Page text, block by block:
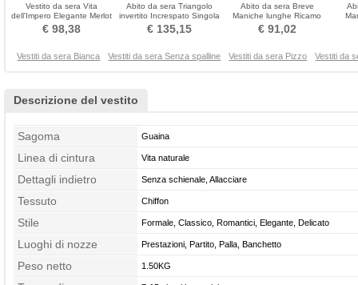
Vestito da sera Vita
dell'Impero Elegante Merlot
Senza maniche
€ 98,38
Abito da sera Triangolo
invertito Increspato Singola
spalla Senza maniche
€ 135,15
Abito da sera Breve
Maniche lunghe Ricamo
Centro dietro Banchetto
€ 91,02
Vestiti da sera Bianca Vestiti da sera Senza spalline Vestiti da sera Pizzo Vestiti da
Descrizione del vestito
Sagoma Guaina
Linea di cintura Vita naturale
Dettagli indietro Senza schienale, Allacciare
Tessuto Chiffon
Stile Formale, Classico, Romantici, Elegante, Delicato
Luoghi di nozze Prestazioni, Partito, Palla, Banchetto
Peso netto 1.50KG